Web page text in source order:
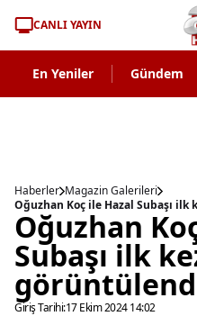
CANLI YAYIN
En Yeniler Gündem
Haberler Magazin Galerileri
Oğuzhan Koç ile Hazal Subaşı
Oğuzhan
Subaşı ilk
Giriş Tarihi:17 Ekim 2024 14:02